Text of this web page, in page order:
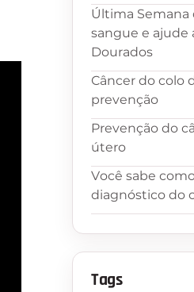
Última Semana
sangue e ajude
Dourados
Câncer do colo
prevenção
Prevenção do
útero
Você sabe
diagnóstico do
Tags